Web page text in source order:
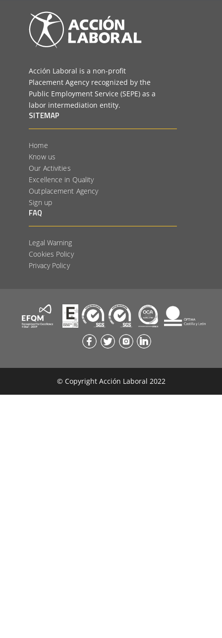
Acción Laboral is a non-profit
Placement Agency recognized by the
Public Employment Service (SEPE) as a
labor intermediation entity.
SITEMAP
Home
Know us
Our Activities
Excellence in Quality
Outplacement Agency
Sign up
FAQ
Legal Warning
Cookies Policy
Privacy Policy
© Copyright Acción Laboral 2022